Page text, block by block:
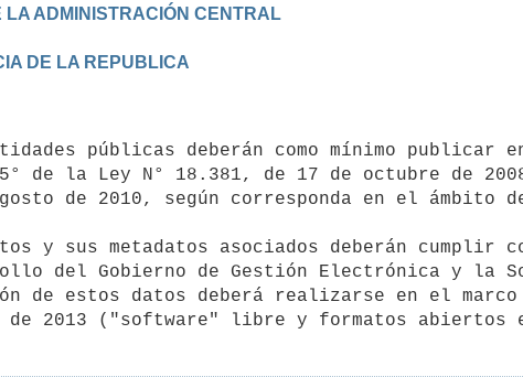
LA ADMINISTRACIÓN CENTRAL
DE LA REPUBLICA
de la Ley N° 18.381, de 17 de octubre de
de 2010, según corresponda en el ámbito
del Gobierno de Gestión Electrónica y la
de estos datos deberá realizarse en el